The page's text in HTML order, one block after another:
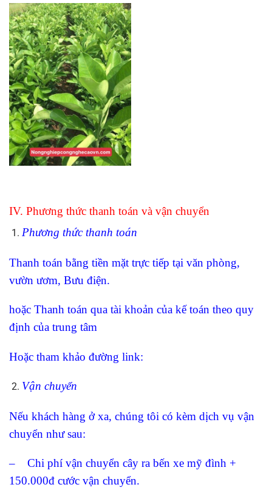
IV. Phương thức thanh toán và vận chuyển
Phương thức thanh toán
Thanh toán bằng tiền mặt trực tiếp tại văn phòng,
vườn ươm, Bưu điện.
hoặc Thanh toán qua tài khoản của kế toán theo quy
định của trung tâm
Hoặc tham khảo đường link:
Vận chuyển
Nếu khách hàng ở xa, chúng tôi có kèm dịch vụ vận
chuyển như sau:
– Chi phí vận chuyển cây ra bến xe mỹ đình +
150.000đ cước vận chuyển.